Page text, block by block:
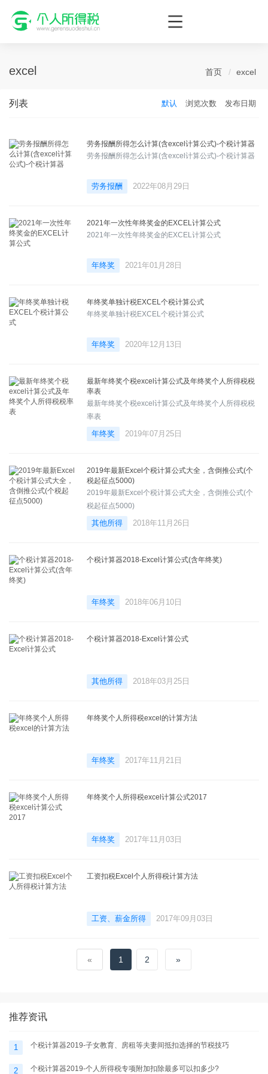
个人所得税网，最新个税资讯平台，您的个税管理专家！
excel 首页 excel
列表 默认 浏览次数 发布日期
劳务报酬所得怎么计算(含excel计算公式)-个税计算器
劳务报酬所得怎么计算(含excel计算公式)-个税计算器
劳务报酬 2022年08月29日
2021年一次性年终奖金的EXCEL计算公式
2021年一次性年终奖金的EXCEL计算公式
年终奖 2021年01月28日
年终奖单独计税EXCEL个税计算公式
年终奖单独计税EXCEL个税计算公式
年终奖 2020年12月13日
最新年终奖个税excel计算公式及年终奖个人所得税税
率表
最新年终奖个税excel计算公式及年终奖个人所得税税
率表
年终奖 2019年07月25日
2019年最新Excel个税计算公式大全，含倒推公式(个
税起征点5000)
2019年最新Excel个税计算公式大全，含倒推公式(个
税起征点5000)
其他所得 2018年11月26日
个税计算器2018-Excel计算公式(含年终奖)
年终奖 2018年06月10日
个税计算器2018-Excel计算公式
其他所得 2018年03月25日
年终奖个人所得税excel的计算方法
年终奖 2017年11月21日
年终奖个人所得税excel计算公式2017
年终奖 2017年11月03日
工资扣税Excel个人所得税计算方法
工资、薪金所得 2017年09月03日
« 1 2 »
推荐资讯
1 个税计算器2019-子女教育、房租等夫妻间抵扣选择的节税技巧
2 个税计算器2019-个人所得税专项附加扣除最多可以扣多少?